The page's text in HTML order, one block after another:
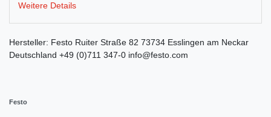
Weitere Details
Hersteller: Festo Ruiter Straße 82 73734 Esslingen am Neckar
Deutschland +49 (0)711 347-0 info@festo.com
Festo